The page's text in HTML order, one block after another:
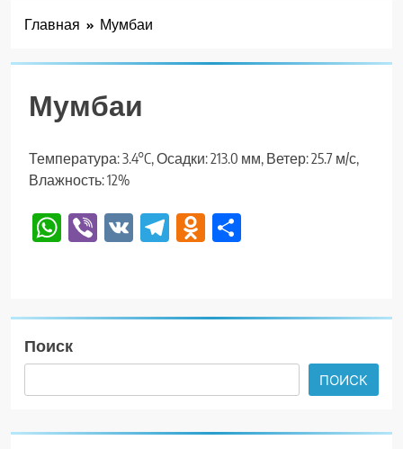
Главная Мумбаи
Мумбаи
Температура: 3.4°C, Осадки: 213.0 мм, Ветер: 25.7 м/с,
Влажность: 12%
WhatsApp
Viber
VK TelegramOdnoklassniki
Поиск
ПОИСК